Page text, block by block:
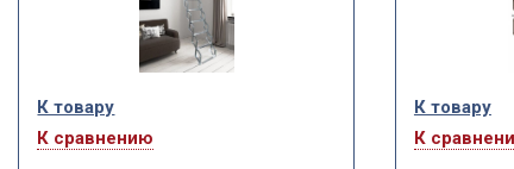
К товару
К сравнению
К товару
К